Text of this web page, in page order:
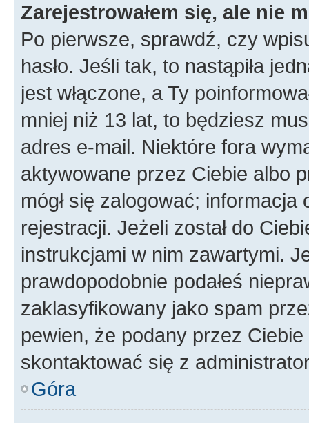
Zarejestrowałem się, ale nie
Po pierwsze, sprawdź, czy
hasło. Jeśli tak, to nastąpiła
jest włączone, a Ty
mniej niż 13 lat, to będziesz
adres e-mail. Niektóre fora
aktywowane przez Ciebie albo
mógł się zalogować;
rejestracji. Jeżeli został do
instrukcjami w nim zawartymi.
prawdopodobnie podałeś
zaklasyfikowany jako spam
pewien, że podany przez
skontaktować się z
Góra